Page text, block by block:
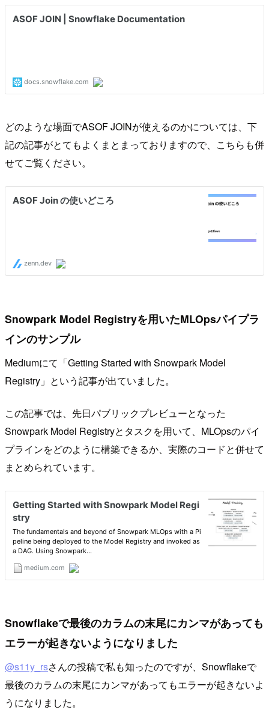
どのような場面でASOF JOINが使えるのかについては、下
記の記事がとてもよくまとまっておりますので、こちらも併
せてご覧ください。
Snowpark Model Registryを用いたMLOpsパイプラ
インのサンプル
Mediumにて「Getting Started with Snowpark Model
Registry」という記事が出ていました。
この記事では、先日パブリックプレビューとなった
Snowpark Model Registryとタスクを用いて、MLOpsのパイ
プラインをどのように構築できるか、実際のコードと併せて
まとめられています。
Snowflakeで最後のカラムの末尾にカンマがあっても
エラーが起きないようになりました
@s11y_rsさんの投稿で私も知ったのですが、Snowflakeで
最後のカラムの末尾にカンマがあってもエラーが起きないよ
うになりました。